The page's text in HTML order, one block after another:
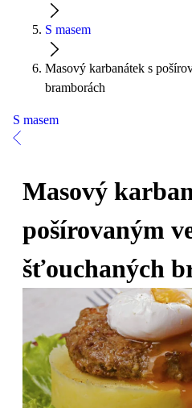
S masem
Masový karbanátek s
bramborách
S masem
Masový
pošírovaným
šťouchaných